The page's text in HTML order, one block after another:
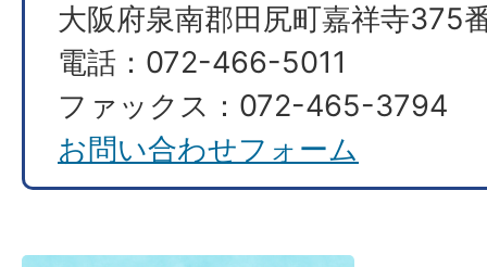
大阪府泉南郡田尻町嘉祥寺375
電話：072-466-5011
ファックス：072-465-3794
お問い合わせフォーム